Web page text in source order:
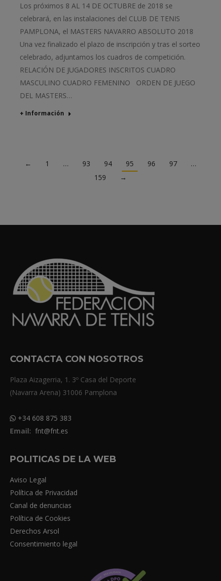
Los próximos 8 AL 14 DE OCTUBRE de 2018 se
celebrará, en las instalaciones del CLUB DE TENIS
PAMPLONA, el MASTERS NAVARRO ABSOLUTO 2018
Una vez finalizado el plazo de inscripción y tras el sorteo
celebrado, adjuntamos los cuadros de competición.
RELACIÓN DE JUGADORES INSCRITOS CUADRO
MASCULINO CUADRO FEMENINO ORDEN DE JUEGO
DEL MASTERS…
+ Información
← 1 … 93 94 95 96 97
…
159
→
CONTACTA CON NOSOTROS
Plaza Aizagerria, 1. 3º Casa del Deporte
(Navarra Arena) 31006 Pamplona
+34 608 875 383
Email: fnt@fnt.es
POLITICAS DE LA WEB
Aviso Legal
Política de Privacidad
Canal de denuncias
Política de Cookies
Derechos Arsol
Consentimiento legal